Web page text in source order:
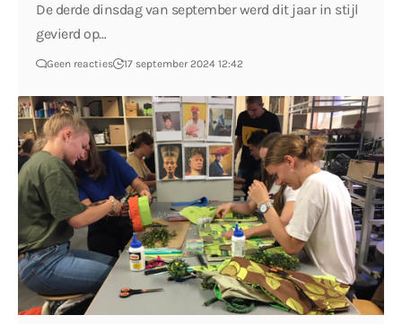
De derde dinsdag van september werd dit jaar in stijl
gevierd op…
Geen reacties 17 september 2024 12:42